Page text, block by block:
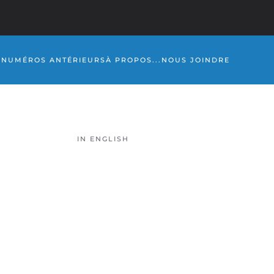
NUMÉROS ANTÉRIEURSÀ PROPOS... NOUS JOINDRE
IN ENGLISH